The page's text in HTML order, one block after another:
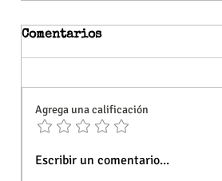
Recorrido patrimonial
Punta de Fraile
Comentarios
Agrega una calificación
Escribir un comentario...